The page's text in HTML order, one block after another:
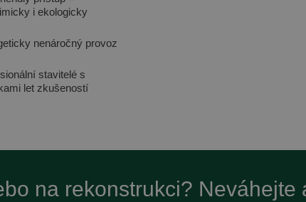
i ekologicky
nenáročný provoz
stavitelé s
let zkušeností
na rekonstrukci? Neváhejte